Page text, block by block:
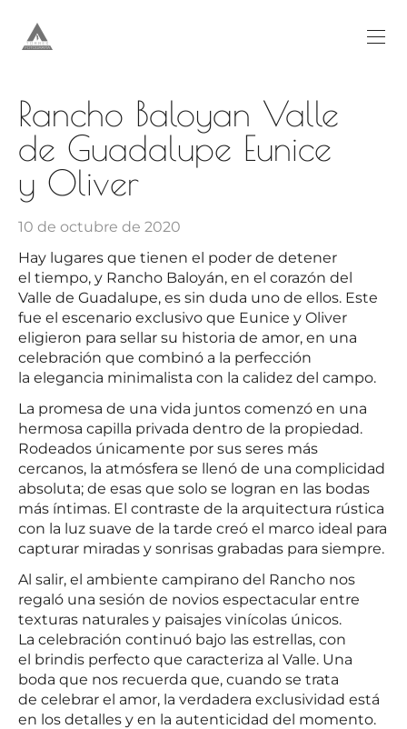
Rancho Baloyan Valle
de Guadalupe Eunice
y Oliver
10 de octubre de 2020
Hay lugares que tienen el poder de detener
el tiempo, y Rancho Baloyán, en el corazón del
Valle de Guadalupe, es sin duda uno de ellos. Este
fue el escenario exclusivo que Eunice y Oliver
eligieron para sellar su historia de amor, en una
celebración que combinó a la perfección
la elegancia minimalista con la calidez del campo.
La promesa de una vida juntos comenzó en una
hermosa capilla privada dentro de la propiedad.
Rodeados únicamente por sus seres más
cercanos, la atmósfera se llenó de una complicidad
absoluta; de esas que solo se logran en las bodas
más íntimas. El contraste de la arquitectura rústica
con la luz suave de la tarde creó el marco ideal para
capturar miradas y sonrisas grabadas para siempre.
Al salir, el ambiente campirano del Rancho nos
regaló una sesión de novios espectacular entre
texturas naturales y paisajes vinícolas únicos.
La celebración continuó bajo las estrellas, con
el brindis perfecto que caracteriza al Valle. Una
boda que nos recuerda que, cuando se trata
de celebrar el amor, la verdadera exclusividad está
en los detalles y en la autenticidad del momento.